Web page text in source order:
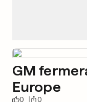
GM
Europe
0 0